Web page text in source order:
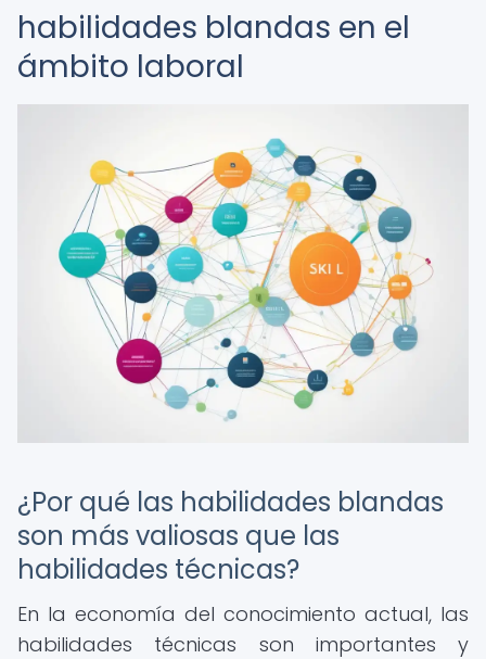
habilidades blandas en el
ámbito laboral
¿Por qué las habilidades blandas
son más valiosas que las
habilidades técnicas?
En la economía del conocimiento actual, las
habilidades técnicas son importantes y